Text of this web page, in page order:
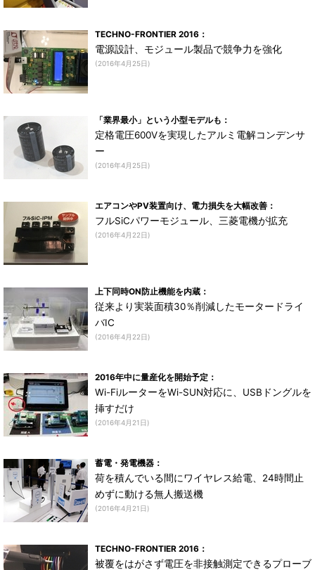
TECHNO-FRONTIER 2016：
電源設計、モジュール製品で競争力を強化
(2016年4月25日)
「業界最小」という小型モデルも：
定格電圧600Vを実現したアルミ電解コンデンサ
ー
(2016年4月25日)
エアコンやPV装置向け、電力損失を大幅改善：
フルSiCパワーモジュール、三菱電機が拡充
(2016年4月22日)
上下同時ON防止機能を内蔵：
従来より実装面積30％削減したモータードライ
バIC
(2016年4月22日)
2016年中に量産化を開始予定：
Wi-FiルーターをWi-SUN対応に、USBドングルを
挿すだけ
(2016年4月21日)
蓄電・発電機器：
荷を積んでいる間にワイヤレス給電、24時間止
めずに動ける無人搬送機
(2016年4月21日)
TECHNO-FRONTIER 2016：
被覆をはがさず電圧を非接触測定できるプローブ